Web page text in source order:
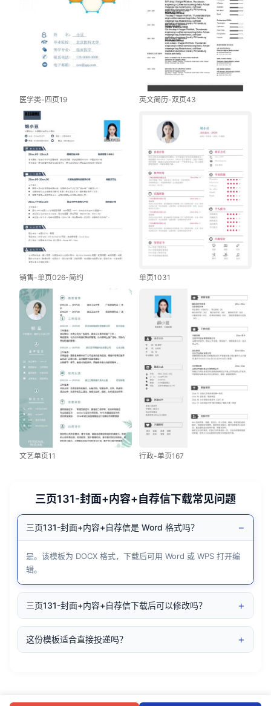
医学类-四页19 英文简历-双页43
销售-单页026-简约 单页1031
文艺单页11 行政-单页167
三页131-封面+内容+自荐信下载常见问题
三页131-封面+内容+自荐信是 Word 格式吗？ −
是。该模板为 DOCX 格式，下载后可用 Word 或 WPS 打开编
辑。
三页131-封面+内容+自荐信下载后可以修改吗？ +
这份模板适合直接投递吗？ +